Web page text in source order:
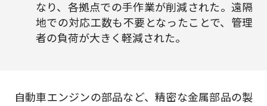
なり、各拠点での手作業が削減された。遠隔
地での対応工数も不要となったことで、管理
者の負荷が大きく軽減された。
自動車エンジンの部品など、精密な金属部品の製